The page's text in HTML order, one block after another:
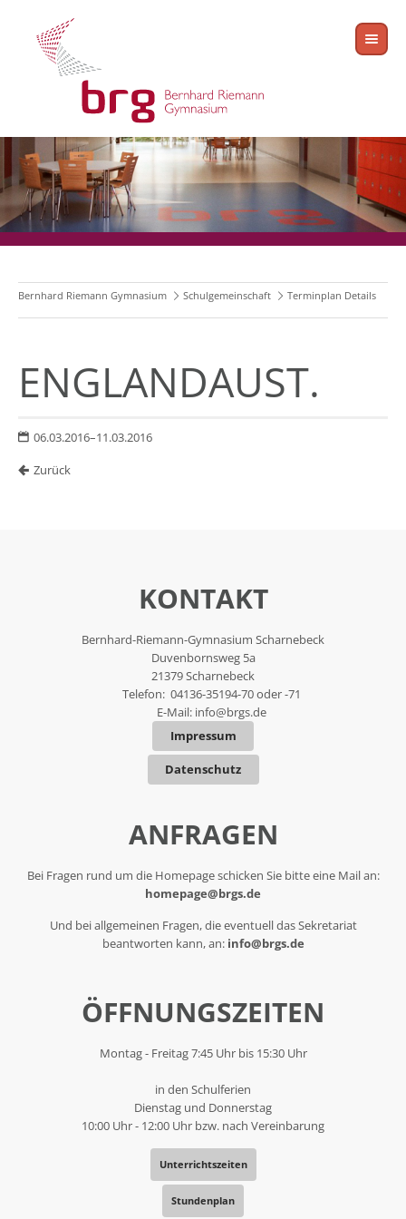
Bernhard Riemann Gymnasium Schulgemeinschaft Terminplan Details
ENGLANDAUST.
06.03.2016–11.03.2016
Zurück
KONTAKT
Bernhard-Riemann-Gymnasium Scharnebeck
Duvenbornsweg 5a
21379 Scharnebeck
Telefon: 04136-35194-70 oder -71
E-Mail: info@brgs.de
Impressum
Datenschutz
ANFRAGEN
Bei Fragen rund um die Homepage schicken Sie bitte eine Mail an:
homepage@brgs.de
Und bei allgemeinen Fragen, die eventuell das Sekretariat
beantworten kann, an: info@brgs.de
ÖFFNUNGSZEITEN
Montag - Freitag 7:45 Uhr bis 15:30 Uhr
in den Schulferien
Dienstag und Donnerstag
10:00 Uhr - 12:00 Uhr bzw. nach Vereinbarung
Unterrichtszeiten
Stundenplan